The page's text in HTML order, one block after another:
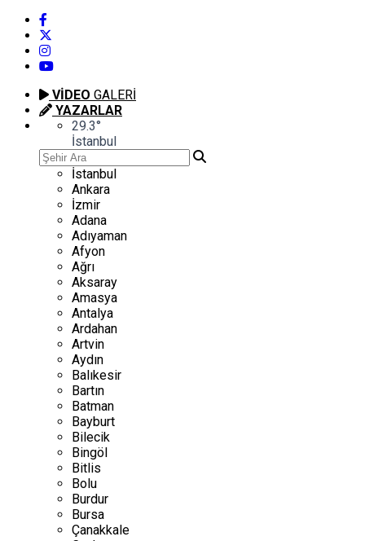
VİDEO GALERİ
YAZARLAR
29.3°
İstanbul
İstanbul
Ankara
İzmir
Adana
Adıyaman
Afyon
Ağrı
Aksaray
Amasya
Antalya
Ardahan
Artvin
Aydın
Balıkesir
Bartın
Batman
Bayburt
Bilecik
Bingöl
Bitlis
Bolu
Burdur
Bursa
Çanakkale